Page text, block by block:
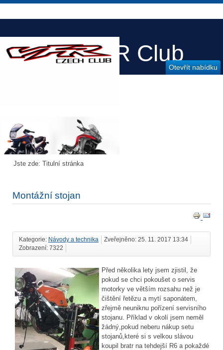
Honda VFR Club
Otevřít nabídku
Jste zde: Titulní stránka
Montážní stojan
Kategorie: Návody a technika
Zveřejněno: 25. 11. 2017 13:34
Zobrazení: 7322
Před několika lety jsem zjistil, že
pokud se chci pokoušet o servis
motorky ve větším rozsahu než je
čištění řetězu a mytí saponátem,
zřejmě neuniknu pořízení servisního
stojanu. Příklad v okolí jsem neměl
žádný,pokud neberu nákup setu
stojanů,které si s velkou slávou
koupil bratr na tehdejší R6 a pokaždé